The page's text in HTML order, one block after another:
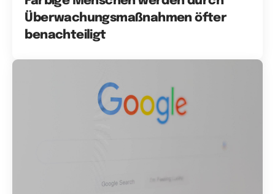
Überwachungsmaßnahmen öfter
benachteiligt